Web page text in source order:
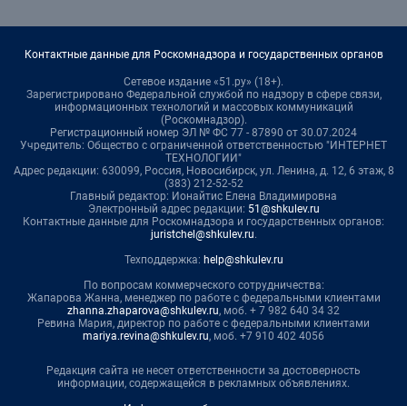
Контактные данные для Роскомнадзора и государственных органов
Сетевое издание «51.ру» (18+).
Зарегистрировано Федеральной службой по надзору в сфере связи,
информационных технологий и массовых коммуникаций
(Роскомнадзор).
Регистрационный номер ЭЛ № ФС 77 - 87890 от 30.07.2024
Учредитель: Общество с ограниченной ответственностью "ИНТЕРНЕТ
ТЕХНОЛОГИИ"
Адрес редакции: 630099, Россия, Новосибирск, ул. Ленина, д. 12, 6 этаж, 8
(383) 212-52-52
Главный редактор: Ионайтис Елена Владимировна
Электронный адрес редакции: 51@shkulev.ru
Контактные данные для Роскомнадзора и государственных органов:
juristchel@shkulev.ru.
Техподдержка: help@shkulev.ru
По вопросам коммерческого сотрудничества:
Жапарова Жанна, менеджер по работе с федеральными клиентами
zhanna.zhaparova@shkulev.ru, моб. + 7 982 640 34 32
Ревина Мария, директор по работе с федеральными клиентами
mariya.revina@shkulev.ru, моб. +7 910 402 4056
Редакция сайта не несет ответственности за достоверность
информации, содержащейся в рекламных объявлениях.